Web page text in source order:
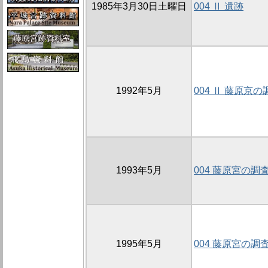
1985年3月30日土曜日 004 Ⅱ 遺跡
1992年5月 004 Ⅱ 藤原京の
1993年5月 004 藤原宮の調
1995年5月 004 藤原宮の調